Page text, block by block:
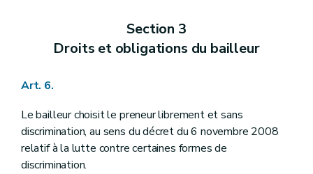
Section 3
Droits et obligations du bailleur
Art. 6.
Le bailleur choisit le preneur librement et sans
discrimination, au sens du décret du 6 novembre 2008
relatif à la lutte contre certaines formes de
discrimination.